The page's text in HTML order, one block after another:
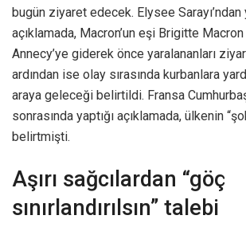
bugün ziyaret edecek. Elysee Sarayı’ndan
açıklamada, Macron’un eşi Brigitte
Annecy’ye giderek önce yaralananları
ardından ise olay sırasında kurbanlara
araya geleceği belirtildi. Fransa
sonrasında yaptığı açıklamada, ülkenin
belirtmişti.
Aşırı sağcılardan “göç
sınırlandırılsın” talebi